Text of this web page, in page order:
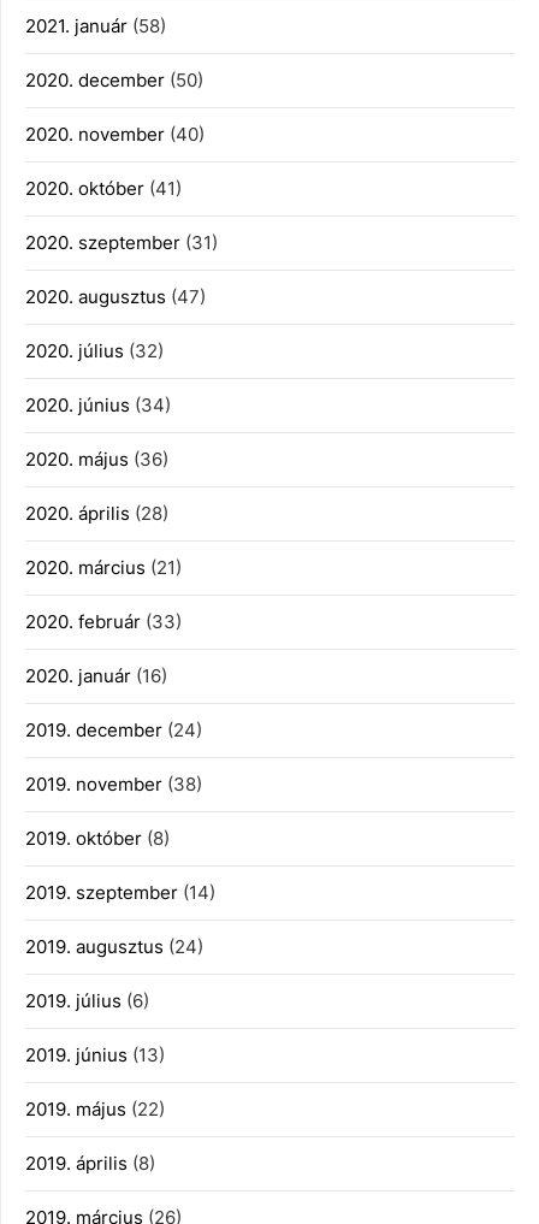
2021. január (58)
2020. december (50)
2020. november (40)
2020. október (41)
2020. szeptember (31)
2020. augusztus (47)
2020. július (32)
2020. június (34)
2020. május (36)
2020. április (28)
2020. március (21)
2020. február (33)
2020. január (16)
2019. december (24)
2019. november (38)
2019. október (8)
2019. szeptember (14)
2019. augusztus (24)
2019. július (6)
2019. június (13)
2019. május (22)
2019. április (8)
2019. március (26)